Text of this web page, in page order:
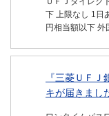
下 上限なし 1日
円相当額以下 外
『三菱ＵＦ
キが届きまし